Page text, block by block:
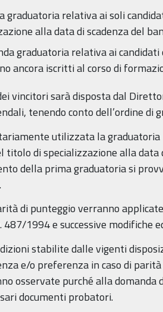
graduatoria relativa ai soli
alla data di scadenza del
graduatoria relativa ai
ancora iscritti al corso di
vincitori sarà disposta dal
tenendo conto dell’ordine di
utilizzata la
titolo di specializzazione alla data
della prima graduatoria si
di punteggio verranno
487/1994 e successive modifiche
stabilite dalle vigenti
e/o preferenza in caso di
osservate purché alla domanda
documenti probatori.